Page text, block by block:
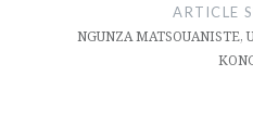
ARTICLE
NGUNZA MATSOUANISTE,